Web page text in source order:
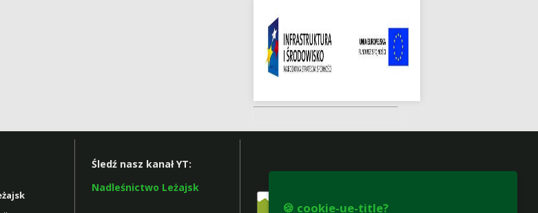
Śledź nasz kanał YT:
Nadleśnictwo Leżajsk
🍪 cookie-ue-title?